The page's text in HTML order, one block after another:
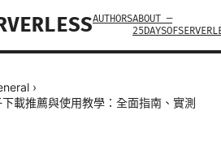
AUTHORSABOUT —
›
載推薦與使用教學：全面指南、實測